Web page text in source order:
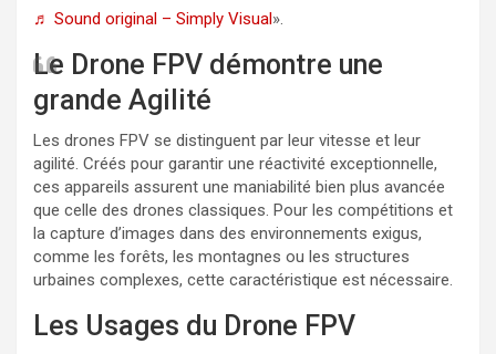
♬ Sound original – Simply Visual».
Le Drone FPV démontre une
grande Agilité
Les drones FPV se distinguent par leur vitesse et leur
agilité. Créés pour garantir une réactivité exceptionnelle,
ces appareils assurent une maniabilité bien plus avancée
que celle des drones classiques. Pour les compétitions et
la capture d’images dans des environnements exigus,
comme les forêts, les montagnes ou les structures
urbaines complexes, cette caractéristique est nécessaire.
Les Usages du Drone FPV